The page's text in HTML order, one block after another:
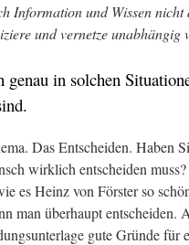
Information und Wissen nicht
und vernetze unabhängig
in solchen
Das Entscheiden. Haben
wirklich entscheiden
es Heinz von Förster so
man überhaupt entscheiden.
gute Gründe für